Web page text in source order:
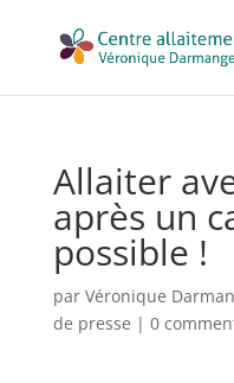
Allaiter
après un
possible !
par Véronique
de presse | 0